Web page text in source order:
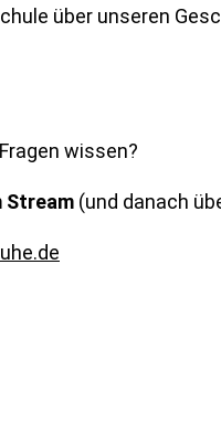
über unseren
wissen?
Stream (und danach